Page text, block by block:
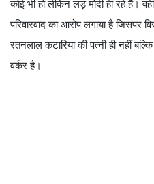
कोई भी हो लेकिन लड़ मोदी ही रहे हैं।
परिवारवाद का आरोप लगाया है जिसपर
रतनलाल कटारिया की पत्नी ही नहीं
वर्कर है।